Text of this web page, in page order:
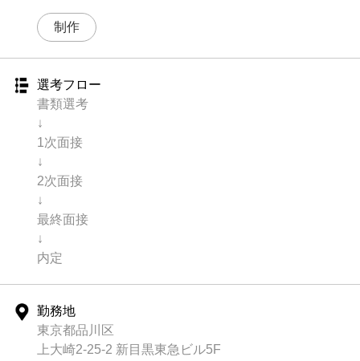
制作
選考フロー
書類選考
↓
1次面接
↓
2次面接
↓
最終面接
↓
内定
勤務地
東京都品川区
上大崎2-25-2 新目黒東急ビル5F